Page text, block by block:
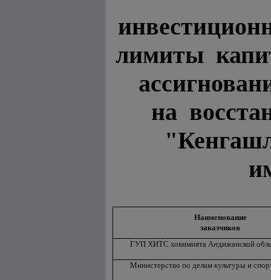
лимиты
на
Наименование
заказчиков
ГУП ХИТС хокимията Андижанской
Министерство по делам культуры и